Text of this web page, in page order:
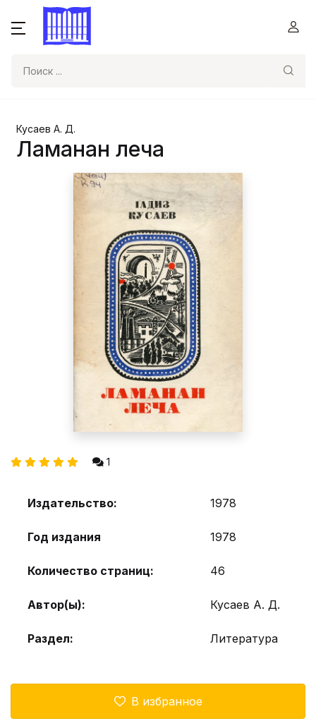
Кусаев А. Д.
Ламанан леча
1
Издательство: 1978
Год издания 1978
Количество страниц: 46
Автор(ы): Кусаев А. Д.
Раздел: Литература
В избранное